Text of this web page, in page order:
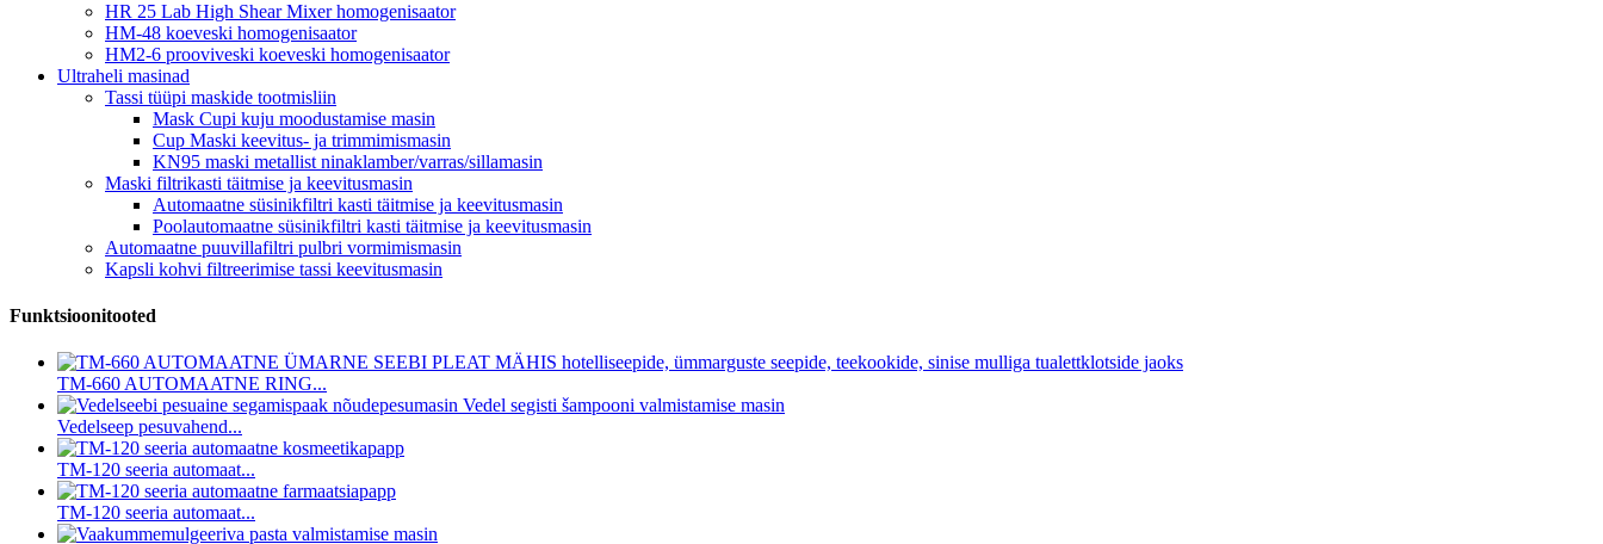
HR 25 Lab High Shear Mixer homogenisaator
HM-48 koeveski homogenisaator
HM2-6 prooviveski koeveski homogenisaator
Ultraheli masinad
Tassi tüüpi maskide tootmisliin
Mask Cupi kuju moodustamise masin
Cup Maski keevitus- ja trimmimismasin
KN95 maski metallist ninaklamber/varras/sillamasin
Maski filtrikasti täitmise ja keevitusmasin
Automaatne süsinikfiltri kasti täitmise ja keevitusmasin
Poolautomaatne süsinikfiltri kasti täitmise ja keevitusmasin
Automaatne puuvillafiltri pulbri vormimismasin
Kapsli kohvi filtreerimise tassi keevitusmasin
Funktsioonitooted
TM-660 AUTOMAATNE RING...
Vedelseep pesuvahend...
TM-120 seeria automaat...
TM-120 seeria automaat...